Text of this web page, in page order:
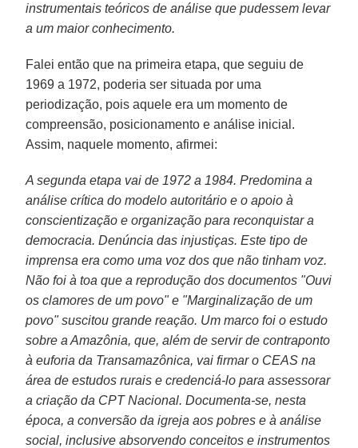
instrumentais teóricos de análise que pudessem levar
a um maior conhecimento.
Falei então que na primeira etapa, que seguiu de
1969 a 1972, poderia ser situada por uma
periodização, pois aquele era um momento de
compreensão, posicionamento e análise inicial.
Assim, naquele momento, afirmei:
A segunda etapa vai de 1972 a 1984. Predomina a
análise crítica do modelo autoritário e o apoio à
conscientização e organização para reconquistar a
democracia. Denúncia das injustiças. Este tipo de
imprensa era como uma voz dos que não tinham voz.
Não foi à toa que a reprodução dos documentos "Ouvi
os clamores de um povo" e "Marginalização de um
povo" suscitou grande reação. Um marco foi o estudo
sobre a Amazônia, que, além de servir de contraponto
à euforia da Transamazônica, vai firmar o CEAS na
área de estudos rurais e credenciá-lo para assessorar
a criação da CPT Nacional. Documenta-se, nesta
época, a conversão da igreja aos pobres e à análise
social, inclusive absorvendo conceitos e instrumentos